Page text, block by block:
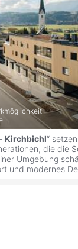
Kirchbichl“
die die
Umgebung
und modernes